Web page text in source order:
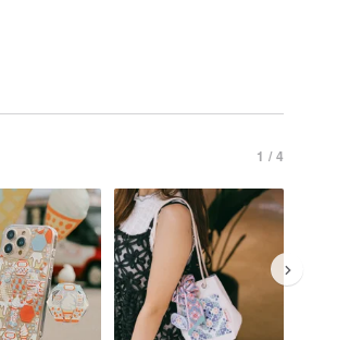
1 / 4